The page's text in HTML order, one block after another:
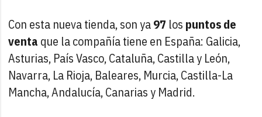
Con esta nueva tienda, son ya97 los puntos de
venta que la compañía tiene en España: Galicia,
Asturias, País Vasco, Cataluña, Castilla y León,
Navarra, La Rioja, Baleares, Murcia, Castilla-La
Mancha, Andalucía, Canarias y Madrid.